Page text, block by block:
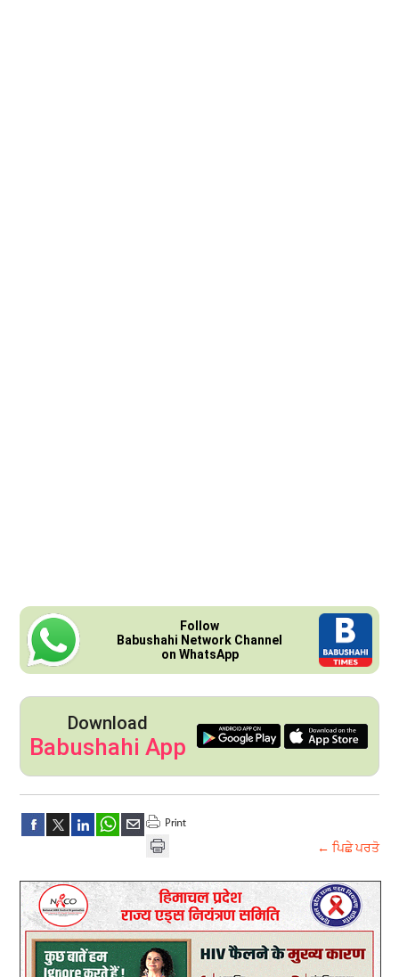
Follow
Babushahi Network Channel
on WhatsApp
Download
Babushahi App
← ਪਿਛੇ ਪਰਤੋ